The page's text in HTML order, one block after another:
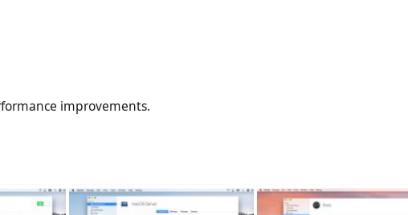
improvements.